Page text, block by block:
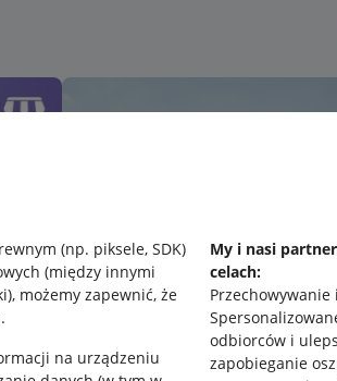
(np. piksele, SDK)
(między innymi
, możemy zapewnić, że
na urządzeniu
My i nasi
celach:
odbiorców i
zapobieganie